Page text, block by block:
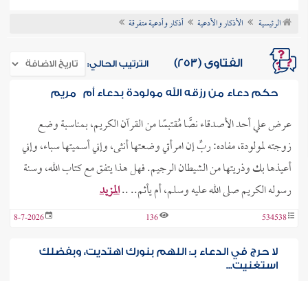
الفتوى
الرئيسية الأذكار والأدعية أذكار وأدعية متفرقة
الفتاوى (253) الترتيب الحالي:
حكم دعاء من رزقه الله مولودة بدعاء أم مريم
عرض علي أحد الأصدقاء نصًّا مُقتبسًا من القرآن الكريم، بمناسبة وضع
زوجته لمولودة، مفاده: ربِّ إن امرأتي وضعتها أنثى، وإني أسميتها سباء، وإني
أعيذها بك وذريتها من الشيطان الرجيم. فهل هذا يتفق مع كتاب الله، وسنة
رسوله الكريم صلى الله عليه وسلم، أم يأثم.. ..المزيد
534538
136
8-7-2026
لا حرج في الدعاء بـ: اللهم بنورك اهتديت، وبفضلك
استغنيت...